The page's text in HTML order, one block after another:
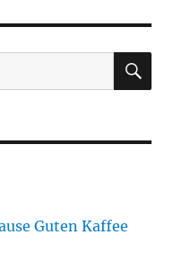
Guten Kaffee